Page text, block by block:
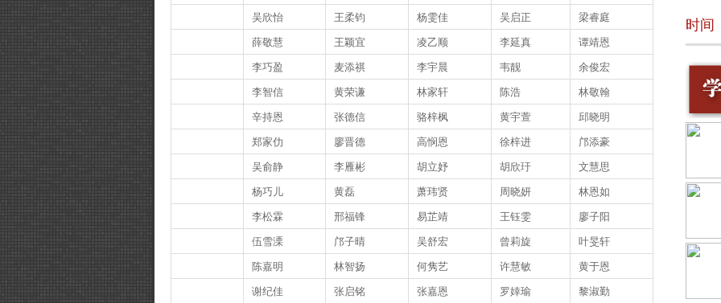
吴欣怡
王柔钧 杨雯佳 吴启正
梁睿庭
薛敬慧
王颖宜 凌乙顺 李延真
谭靖恩
李巧盈
麦添祺 李宇晨 韦靓
余俊宏
李智信
黄荣谦 林家轩 陈浩
林敬翰
辛持恩
张德信 骆梓枫 黄宇萱
邱晓明
郑家仂
廖晋德 高悯恩 徐梓进
邝添豪
吴俞静
李雁彬 胡立妤 胡欣玗
文慧思
杨巧儿
黄磊 萧玮贤 周晓妍
林恩如
李松霖
邢福锋 易芷靖 王钰雯
廖子阳
伍雪溧
邝子晴 吴舒宏 曾莉旋
叶旻轩
陈嘉明
林智扬 何隽艺 许慧敏
黄于恩
谢纪佳
张启铭 张嘉恩 罗婞瑜 黎淑勤
时间